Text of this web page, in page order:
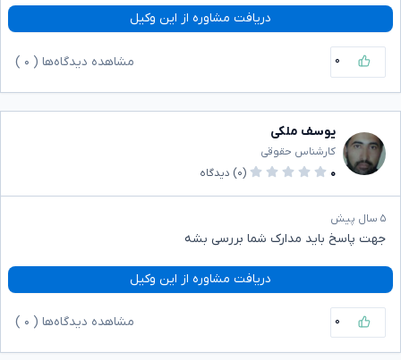
دریافت مشاوره از این وکیل
۰ مشاهده دیدگاه‌ها ( ۰
یوسف ملکی
کارشناس حقوقی
۰
(۰) دیدگاه
۵ سال پیش
جهت پاسخ باید مدارک شما بررسی بشه
دریافت مشاوره از این وکیل
۰ مشاهده دیدگاه‌ها ( ۰